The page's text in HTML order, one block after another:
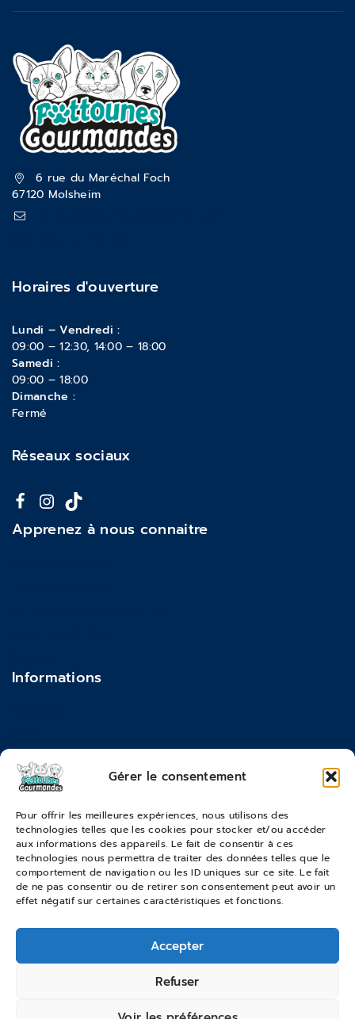
Gérer le consentement
Pour offrir les meilleures expériences, nous utilisons des
technologies telles que les cookies pour stocker et/ou accéder
aux informations des appareils. Le fait de consentir à ces
technologies nous permettra de traiter des données telles que le
comportement de navigation ou les ID uniques sur ce site. Le fait
de ne pas consentir ou de retirer son consentement peut avoir un
effet négatif sur certaines caractéristiques et fonctions.
Accepter
Refuser
6 rue du Maréchal Foch
67120 Molsheim
Horaires d'ouverture
Lundi – Vendredi :
09:00 – 12:30, 14:00 – 18:00
Samedi :
09:00 – 18:00
Dimanche :
Fermé
Réseaux sociaux
Apprenez à nous connaitre
Informations
Moyens de paiements
Conditions générales de vente
Suivi de commande
Services & Retours
Modes de livraison
© 2026 Pattounes Gourmandes